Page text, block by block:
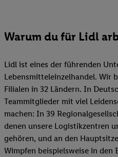
Warum du für Lidl
Lidl ist eines der führenden
Lebensmitteleinzelhandel. Wir
Filialen in 32 Ländern. In
Teammitglieder mit viel
machen: In 39
denen unsere Logistikzentren
gehören, und an den
Wimpfen beispielsweise in den